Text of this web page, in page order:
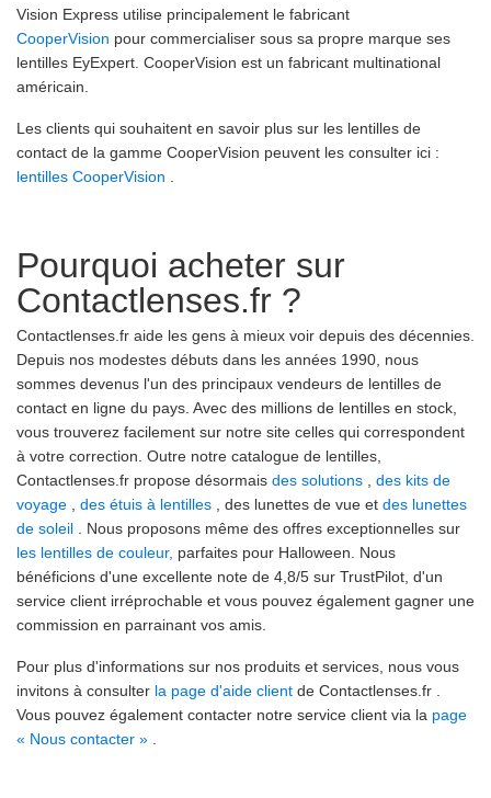
Vision Express utilise principalement le fabricant
CooperVision pour commercialiser sous sa propre marque ses
lentilles EyExpert. CooperVision est un fabricant multinational
américain.
Les clients qui souhaitent en savoir plus sur les lentilles de
contact de la gamme CooperVision peuvent les consulter ici :
lentilles CooperVision
Pourquoi acheter sur
Contactlenses.fr ?
Contactlenses.fr aide les gens à mieux voir depuis des décennies.
Depuis nos modestes débuts dans les années 1990, nous
sommes devenus l'un des principaux vendeurs de lentilles de
contact en ligne du pays. Avec des millions de lentilles en stock,
vous trouverez facilement sur notre site celles qui correspondent
à votre correction. Outre notre catalogue de lentilles,
Contactlenses.fr propose désormais des solutions
des kits de
voyage
des étuis à lentilles , des lunettes de vue et des lunettes
de soleil . Nous proposons même des offres exceptionnelles sur
les lentilles de couleur, parfaites pour Halloween. Nous
bénéficions d'une excellente note de 4,8/5 sur TrustPilot, d'un
service client irréprochable et vous pouvez également gagner une
commission en parrainant vos amis.
Pour plus d'informations sur nos produits et services, nous vous
invitons à consulter la page d'aide client de Contactlenses.fr .
Vous pouvez également contacter notre service client via la page
« Nous contacter »